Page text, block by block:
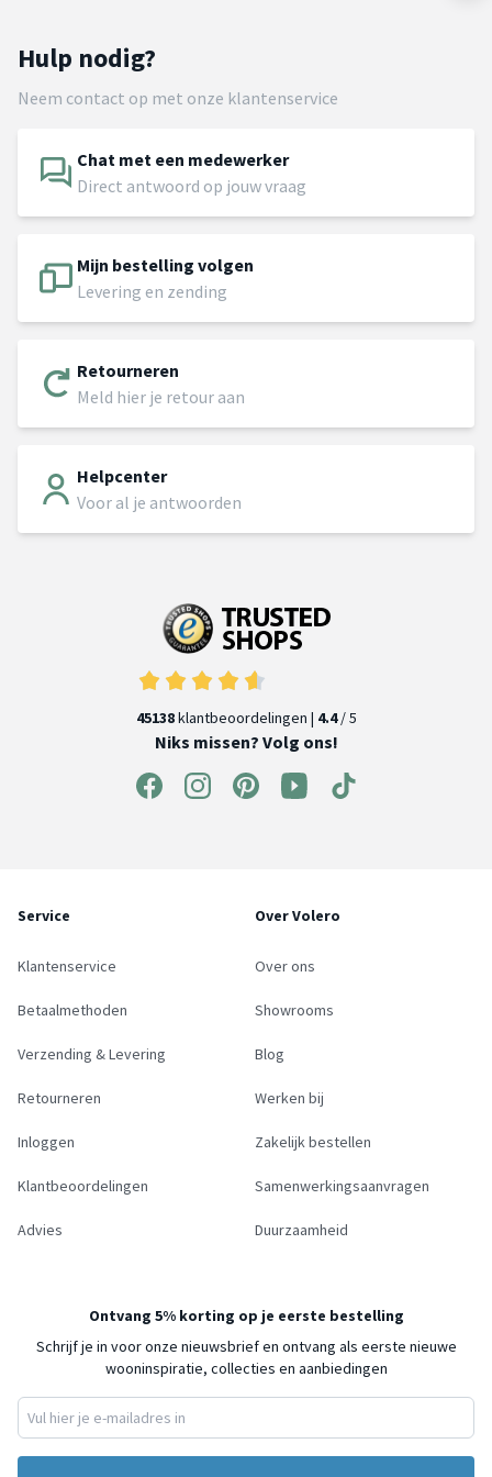
Hulp nodig?
Neem contact op met onze klantenservice
Chat met een medewerker
Direct antwoord op jouw vraag
Mijn bestelling volgen
Levering en zending
Retourneren
Meld hier je retour aan
Helpcenter
Voor al je antwoorden
45138klantbeoordelingen | 4.4/ 5
Niks missen? Volg ons!
Service
Klantenservice
Betaalmethoden
Verzending & Levering
Retourneren
Inloggen
Klantbeoordelingen
Advies
Over Volero
Over ons
Showrooms
Blog
Werken bij
Zakelijk bestellen
Samenwerkingsaanvragen
Duurzaamheid
Ontvang 5% korting op je eerste bestelling
Schrijf je in voor onze nieuwsbrief en ontvang als eerste nieuwe
wooninspiratie, collecties en aanbiedingen